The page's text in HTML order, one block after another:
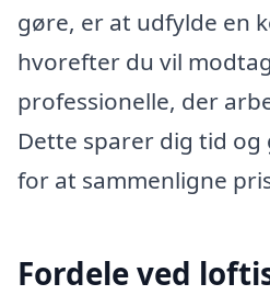
gøre, er at udfylde en
hvorefter du vil
professionelle, der
Dette sparer dig tid
for at sammenligne
Fordele ved